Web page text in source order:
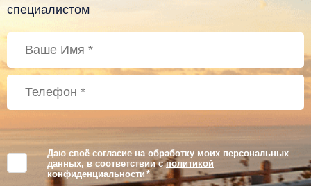
специалистом
Даю своё согласие на обработку моих персональных
данных, в соответствии сполитикой
конфиденциальности *